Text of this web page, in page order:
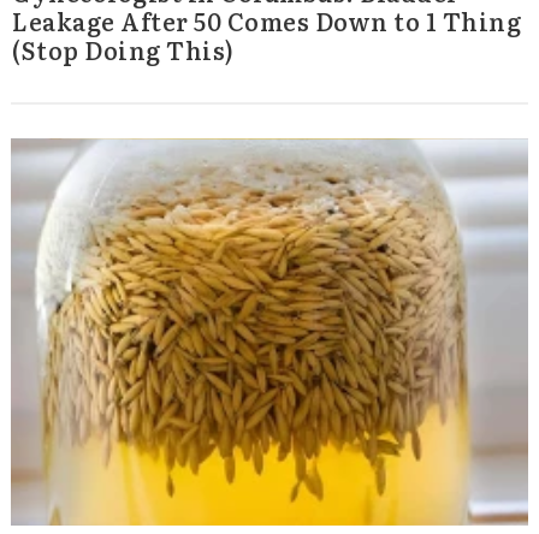
Leakage After 50 Comes Down to 1 Thing
(Stop Doing This)